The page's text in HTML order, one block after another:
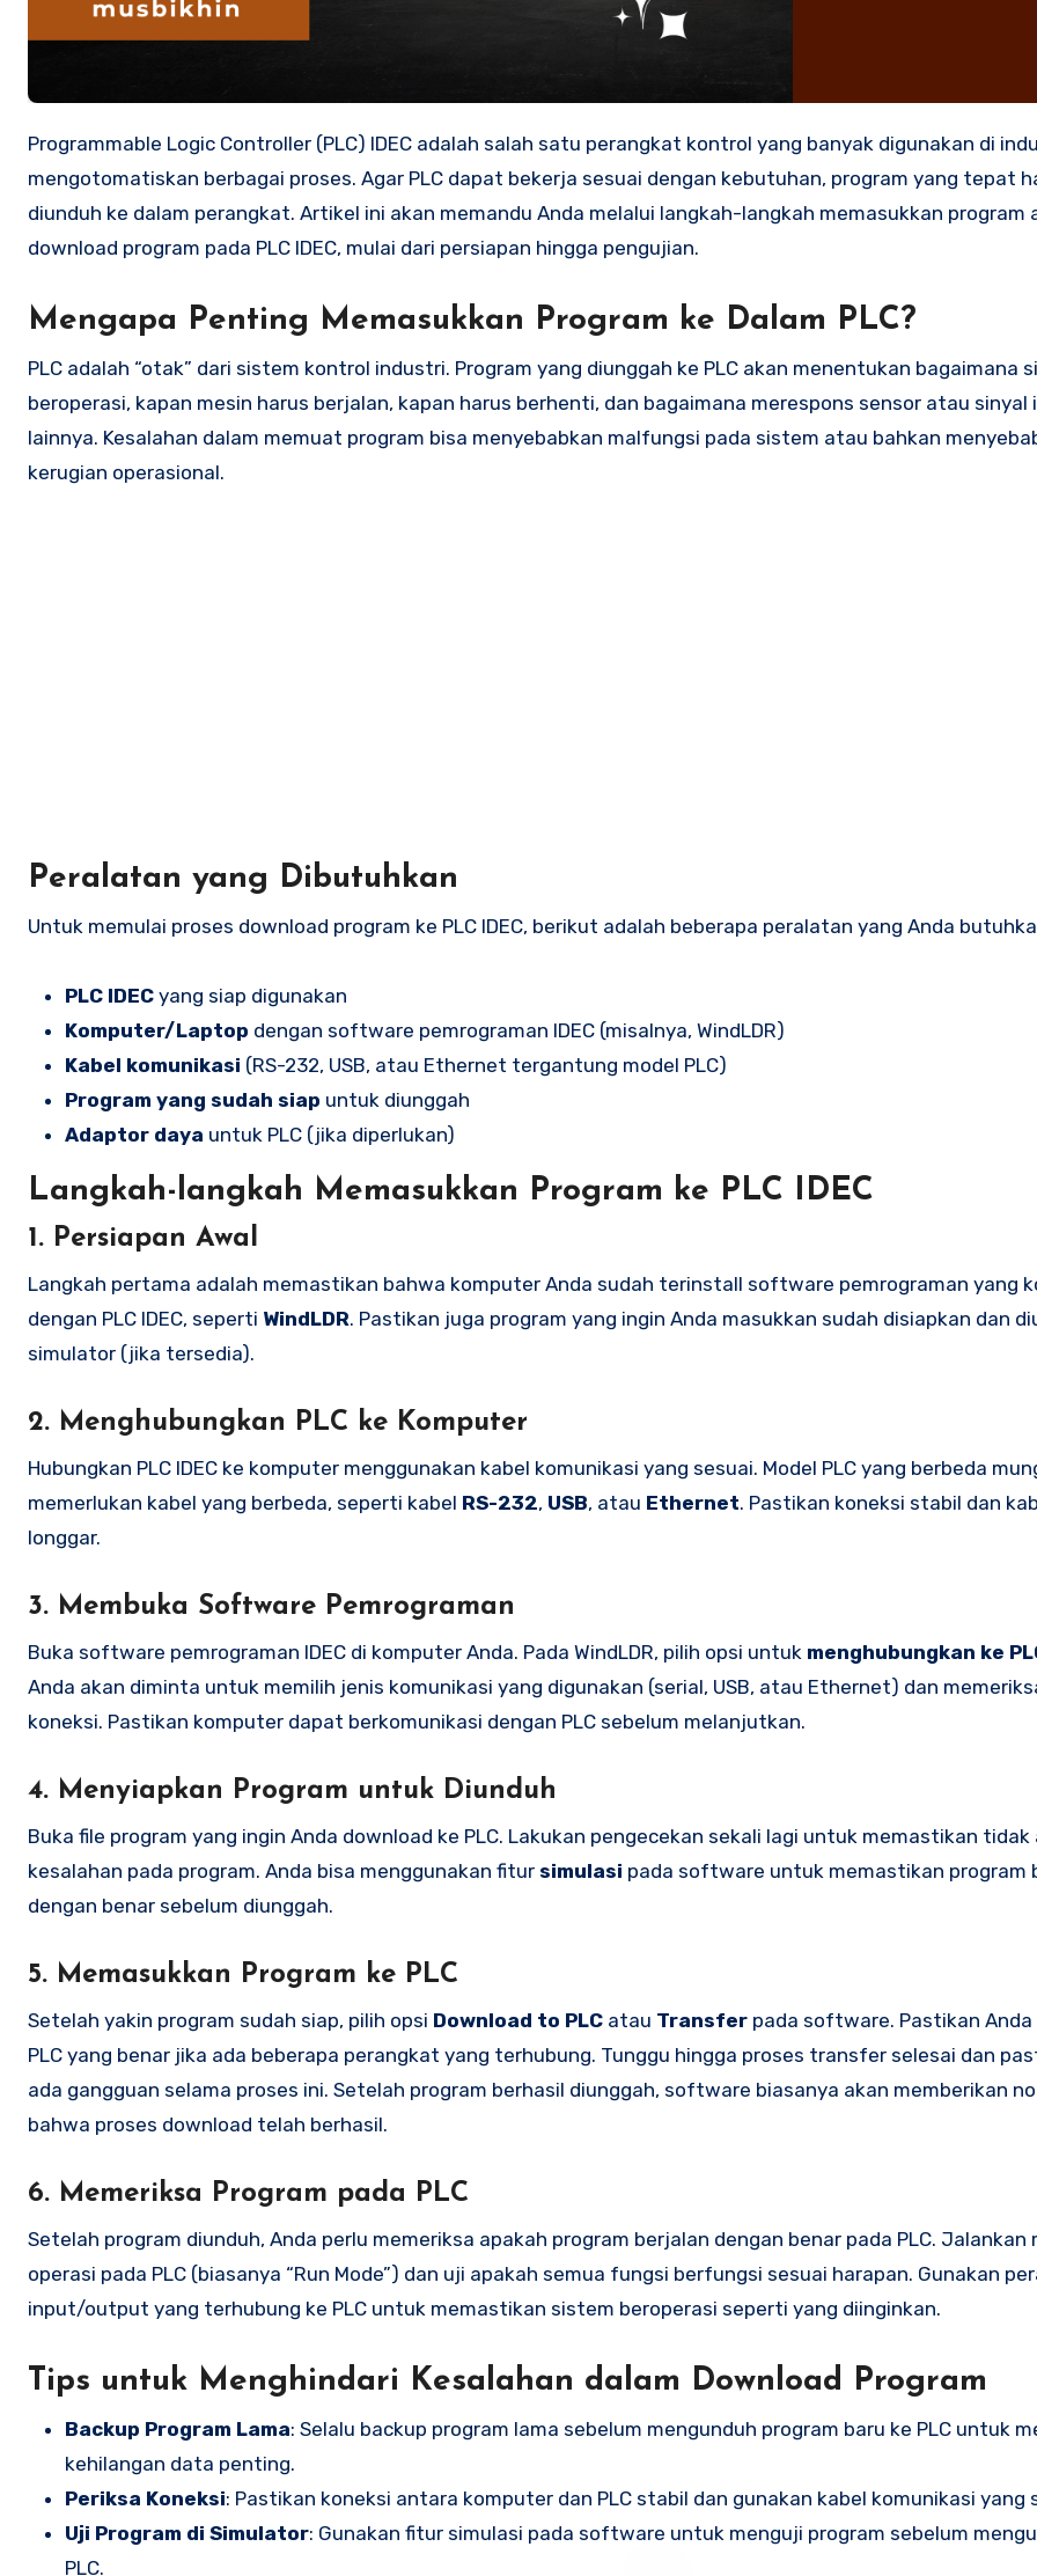
Programmable Logic Controller (PLC) IDEC adalah salah satu perangkat kontrol yang banyak digunakan di industri untuk
mengotomatiskan berbagai proses. Agar PLC dapat bekerja sesuai dengan kebutuhan, program yang tepat
diunduh ke dalam perangkat. Artikel ini akan memandu Anda melalui langkah-langkah memasukkan program
download program pada PLC IDEC, mulai dari persiapan hingga pengujian.
Mengapa Penting Memasukkan Program ke Dalam PLC?
PLC adalah “otak” dari sistem kontrol industri. Program yang diunggah ke PLC akan menentukan bagaimana
beroperasi, kapan mesin harus berjalan, kapan harus berhenti, dan bagaimana merespons sensor atau sinyal
lainnya. Kesalahan dalam memuat program bisa menyebabkan malfungsi pada sistem atau bahkan
kerugian operasional.
Peralatan yang Dibutuhkan
Untuk memulai proses download program ke PLC IDEC, berikut adalah beberapa peralatan yang Anda
PLC IDEC yang siap digunakan
Komputer/Laptop dengan software pemrograman IDEC (misalnya, WindLDR)
Kabel komunikasi (RS-232, USB, atau Ethernet tergantung model PLC)
Program yang sudah siap untuk diunggah
Adaptor daya untuk PLC (jika diperlukan)
Langkah-langkah Memasukkan Program ke PLC IDEC
1. Persiapan Awal
Langkah pertama adalah memastikan bahwa komputer Anda sudah terinstall software pemrograman yang
dengan PLC IDEC, seperti WindLDR. Pastikan juga program yang ingin Anda masukkan sudah disiapkan dan
simulator (jika tersedia).
2. Menghubungkan PLC ke Komputer
Hubungkan PLC IDEC ke komputer menggunakan kabel komunikasi yang sesuai. Model PLC yang berbeda
memerlukan kabel yang berbeda, seperti kabel RS-232, USB, atau Ethernet. Pastikan koneksi stabil dan
longgar.
3. Membuka Software Pemrograman
Buka software pemrograman IDEC di komputer Anda. Pada WindLDR, pilih opsi untuk menghubungkan ke
Anda akan diminta untuk memilih jenis komunikasi yang digunakan (serial, USB, atau Ethernet) dan
koneksi. Pastikan komputer dapat berkomunikasi dengan PLC sebelum melanjutkan.
4. Menyiapkan Program untuk Diunduh
Buka file program yang ingin Anda download ke PLC. Lakukan pengecekan sekali lagi untuk memastikan tidak
kesalahan pada program. Anda bisa menggunakan fitur simulasi pada software untuk memastikan program
dengan benar sebelum diunggah.
5. Memasukkan Program ke PLC
Setelah yakin program sudah siap, pilih opsi Download to PLC atau Transfer pada software. Pastikan Anda
PLC yang benar jika ada beberapa perangkat yang terhubung. Tunggu hingga proses transfer selesai dan
ada gangguan selama proses ini. Setelah program berhasil diunggah, software biasanya akan memberikan
bahwa proses download telah berhasil.
6. Memeriksa Program pada PLC
Setelah program diunduh, Anda perlu memeriksa apakah program berjalan dengan benar pada PLC. Jalankan
operasi pada PLC (biasanya “Run Mode”) dan uji apakah semua fungsi berfungsi sesuai harapan. Gunakan
input/output yang terhubung ke PLC untuk memastikan sistem beroperasi seperti yang diinginkan.
Tips untuk Menghindari Kesalahan dalam Download Program
Backup Program Lama: Selalu backup program lama sebelum mengunduh program baru ke PLC untuk
kehilangan data penting.
Periksa Koneksi: Pastikan koneksi antara komputer dan PLC stabil dan gunakan kabel komunikasi yang
Uji Program di Simulator: Gunakan fitur simulasi pada software untuk menguji program sebelum
PLC.